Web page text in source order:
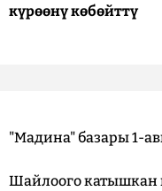
күрөөнү көбөйттү
"Мадина" базары 1-
Шайлоого катышкан